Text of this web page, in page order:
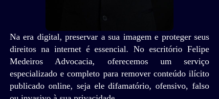
Na era digital, preservar a sua imagem e proteger seus
direitos na internet é essencial. No escritório Felipe
Medeiros Advocacia, oferecemos um serviço
especializado e completo para remover conteúdo ilícito
publicado online, seja ele difamatório, ofensivo, falso